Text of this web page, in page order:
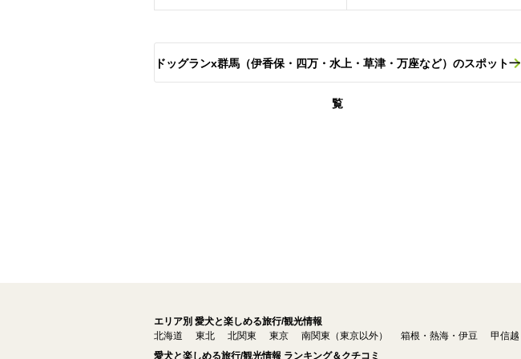
ドッグランx群馬（伊香保・四万・水上・草津・万座など）のスポット一
覧
エリア別 愛犬と楽しめる旅行/観光情報
北海道
東北 北関東 東京 南関東（東京以外） 箱根・熱海・伊豆 甲信越
愛犬と楽しめる旅行/観光情報 ランキング＆クチコミ